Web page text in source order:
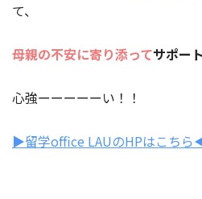
て、
母親の不安に寄り添ってサポー
心強ーーーーーい！！
▶︎留学office LAUのHPはこちら